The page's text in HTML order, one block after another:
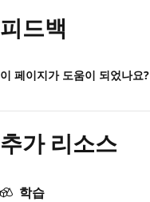
피드백
이 페이지가 도움이 되었나요?
추가 리소스
학습